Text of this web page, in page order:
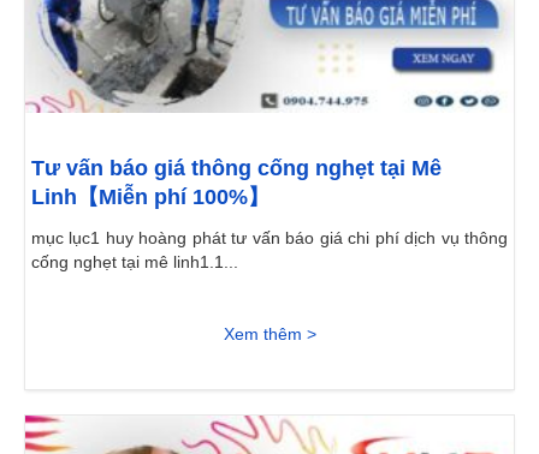
Tư vấn báo giá thông cống nghẹt tại Mê
Linh【Miễn phí 100%】
mục lục1 huy hoàng phát tư vấn báo giá chi phí dịch vụ thông
cống nghẹt tại mê linh1.1...
Xem thêm >